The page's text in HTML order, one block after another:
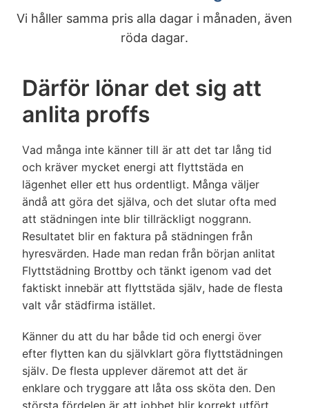
Vi håller samma pris alla dagar i månaden, även
röda dagar.
Därför lönar det sig att
anlita proffs
Vad många inte känner till är att det tar lång tid
och kräver mycket energi att flyttstäda en
lägenhet eller ett hus ordentligt. Många väljer
ändå att göra det själva, och det slutar ofta med
att städningen inte blir tillräckligt noggrann.
Resultatet blir en faktura på städningen från
hyresvärden. Hade man redan från början anlitat
Flyttstädning Brottby och tänkt igenom vad det
faktiskt innebär att flyttstäda själv, hade de flesta
valt vår städfirma istället.
Känner du att du har både tid och energi över
efter flytten kan du självklart göra flyttstädningen
själv. De flesta upplever däremot att det är
enklare och tryggare att låta oss sköta den. Den
största fördelen är att jobbet blir korrekt utfört,